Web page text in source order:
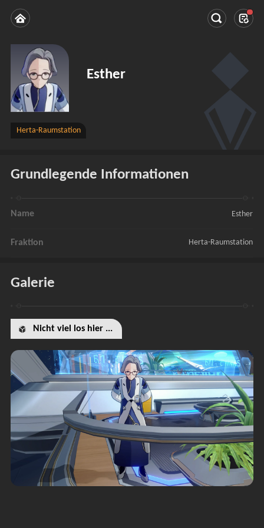
Esther
Herta-Raumstation
Grundlegende Informationen
Name Esther
Fraktion Herta-Raumstation
Galerie
Nicht viel los hier ...